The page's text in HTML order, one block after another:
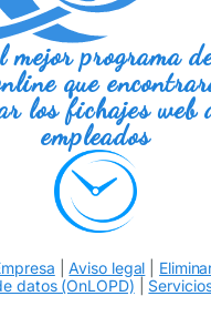
mejor programa
que
los fichajes web
empleados
|Aviso legal
datos (OnLOPD)